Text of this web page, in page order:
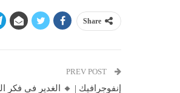
Share
إنفوجرافيك | 🔸 الغدير في فكر